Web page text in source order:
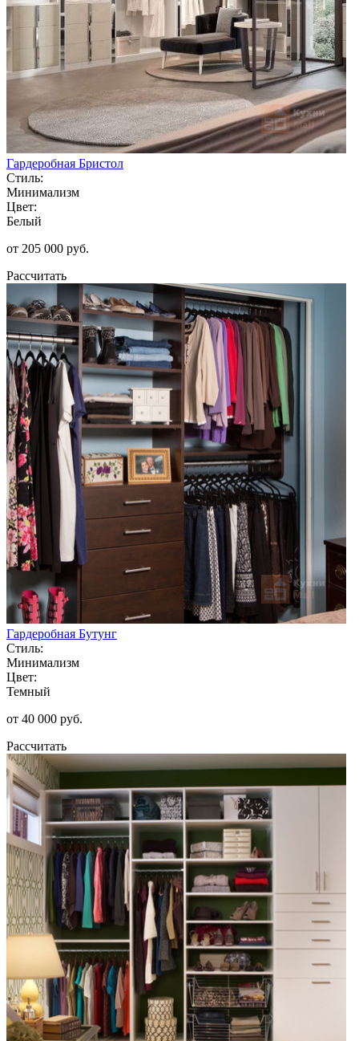
Гардеробная Бристол
Стиль:
Минимализм
Цвет:
Белый
от 205 000 руб.
Рассчитать
Гардеробная Бутунг
Стиль:
Минимализм
Цвет:
Темный
от 40 000 руб.
Рассчитать